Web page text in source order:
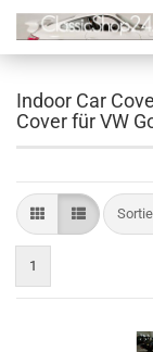
Indoor Car
Cover für VW
1